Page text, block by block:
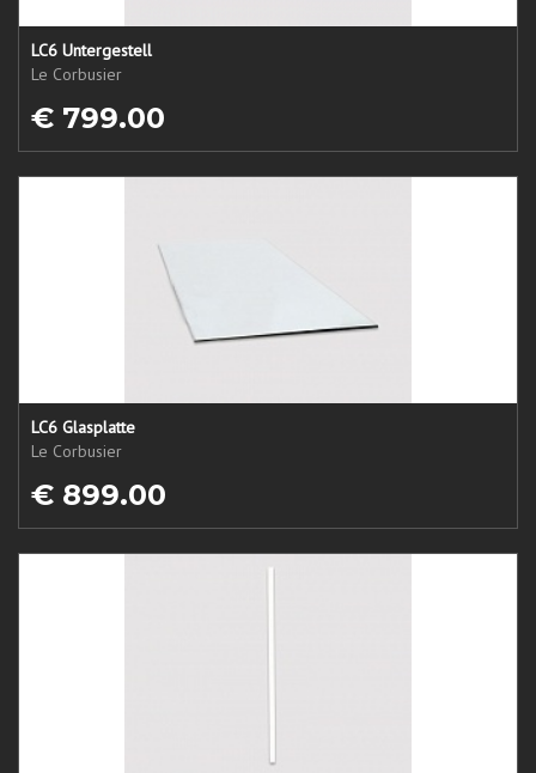
LC6 Untergestell
Le Corbusier
€ 799.00
LC6 Glasplatte
Le Corbusier
€ 899.00